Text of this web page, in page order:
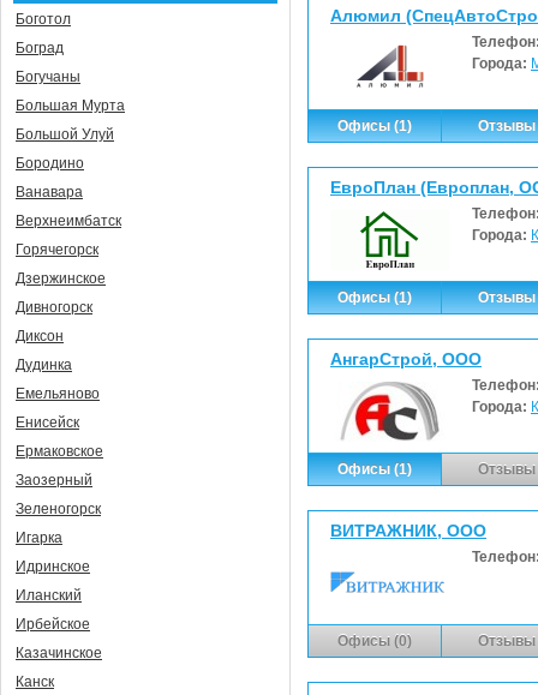
Алюмил
Города:
Офисы (1) Отзывы
ЕвроПлан (Европлан,
Города:
Офисы (1) Отзывы
АнгарСтрой, ООО
Города:
Офисы (1) Отзывы
ВИТРАЖНИК, ООО
Офисы (0) Отзывы
Боготол
Боград
Богучаны
Большая Мурта
Большой Улуй
Бородино
Ванавара
Верхнеимбатск
Горячегорск
Дзержинское
Дивногорск
Диксон
Дудинка
Емельяново
Енисейск
Ермаковское
Заозерный
Зеленогорск
Игарка
Идринское
Иланский
Ирбейское
Казачинское
Канск